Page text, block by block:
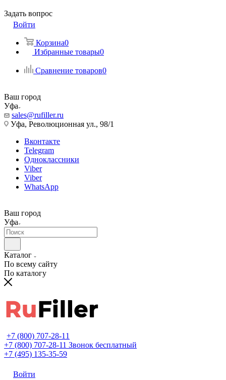
Задать вопрос
Войти
Корзина0
Избранные товары0
Сравнение товаров0
Ваш город
Уфа
sales@rufiller.ru
Уфа, Революционная ул., 98/1
Вконтакте
Telegram
Одноклассники
Viber
Viber
WhatsApp
Ваш город
Уфа
Каталог
По всему сайту
По каталогу
+7 (800) 707-28-11
+7 (800) 707-28-11 Звонок бесплатный
+7 (495) 135-35-59
Войти